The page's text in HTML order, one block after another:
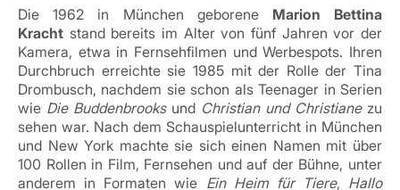
Die 1962 in München geborene Marion Bettina
Kracht stand bereits im Alter von fünf Jahren vor der
Kamera, etwa in Fernsehfilmen und Werbespots. Ihren
Durchbruch erreichte sie 1985 mit der Rolle der Tina
Drombusch, nachdem sie schon als Teenager in Serien
wie Die Buddenbrooksund Christian und Christianezu
sehen war. Nach dem Schauspielunterricht in München
und New York machte sie sich einen Namen mit über
100 Rollen in Film, Fernsehen und auf der Bühne, unter
anderem in Formaten wie Ein Heim für Tiere, Hallo